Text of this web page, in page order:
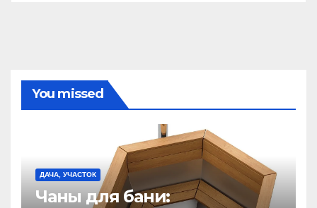
You missed
ДАЧА, УЧАСТОК
Чаны для бани: